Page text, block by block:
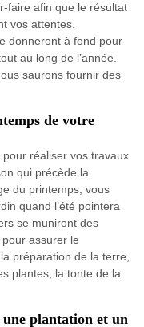
faire afin que le résultat
vos attentes.
donneront à fond pour
au long de l’année.
saurons fournir des
de votre
réaliser vos travaux
qui précède la
du printemps, vous
quand l’été pointera
se muniront des
assurer le
préparation de la terre,
plantes, la tonte de la
plantation et un